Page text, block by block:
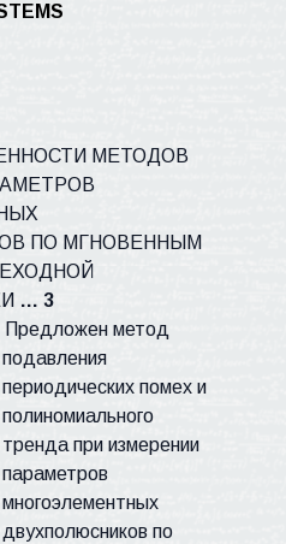
МЕТОДОВ
ПО МГНОВЕННЫМ
… 3
Предложен метод
подавления
периодических помех и
полиномиального
тренда при измерении
параметров
многоэлементных
двухполюсников по